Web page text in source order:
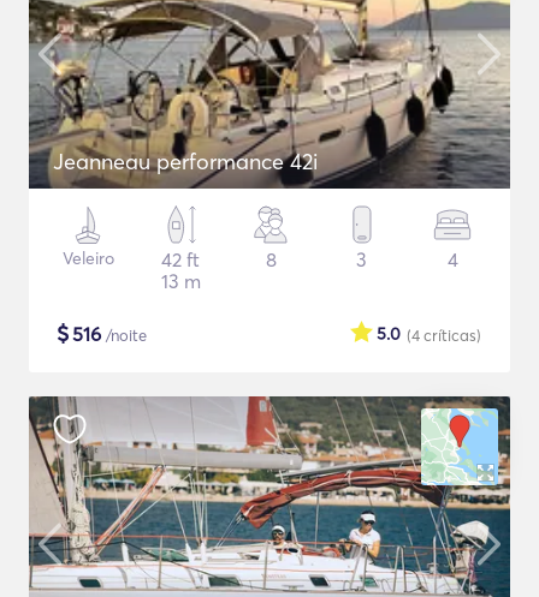
Jeanneau performance 42i
Veleiro
42 ft
13 m
8 3 4
$516 /noite (4críticas)
5.0